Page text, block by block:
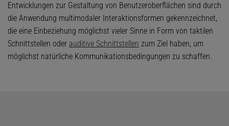
Entwicklungen zur Gestaltung von Benutzeroberflächen sind durch
die Anwendung multimodaler Interaktionsformen gekennzeichnet,
die eine Einbeziehung möglichst vieler Sinne in Form von taktilen
Schnittstellen oder auditive Schnittstellen zum Ziel haben, um
möglichst natürliche Kommunikationsbedingungen zu schaffen.